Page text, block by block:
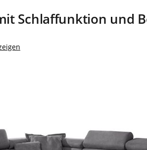
Schlaffunktion und
5 Sternen